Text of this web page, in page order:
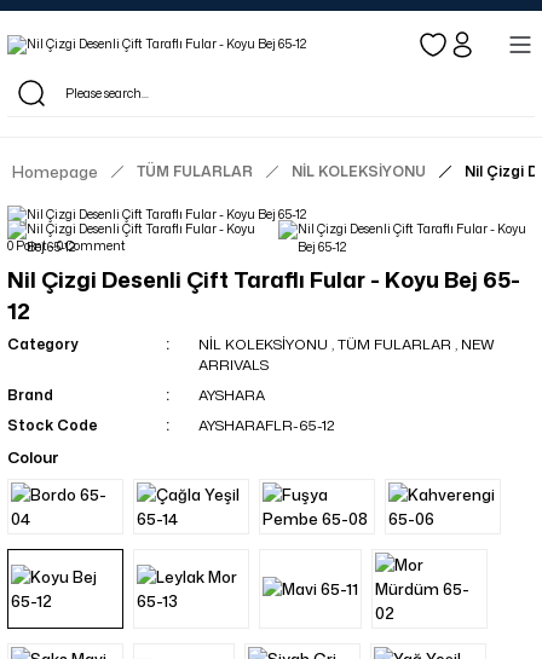
Log in to see dealer-specific net prices.
Free shipping on bulk orders!
Log in as a dealer to view current stock and net prices.
Homepage TÜM FULARLAR NİL KOLEKSİYONU Nil Çizgi
0 Point - 0 Comment
Nil Çizgi Desenli Çift Taraflı Fular - Koyu Bej 65-
12
Category NİL KOLEKSİYONU ,TÜM FULARLAR , NEW
ARRIVALS
Brand
AYSHARA
Stock Code
AYSHARAFLR-65-12
Colour